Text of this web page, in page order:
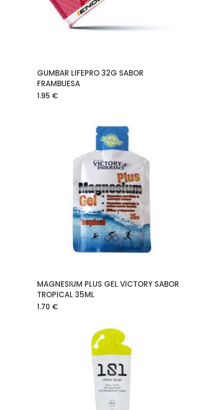
GUMBAR LIFEPRO 32G SABOR
FRAMBUESA
1.95 €
AÑADIR AL CARRITO
MAGNESIUM PLUS GEL VICTORY SABOR
TROPICAL 35ML
1.70 €
AÑADIR AL CARRITO